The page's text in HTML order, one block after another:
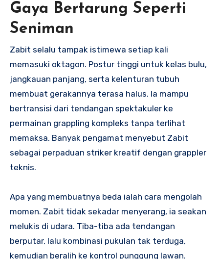
Gaya Bertarung Seperti
Seniman
Zabit selalu tampak istimewa setiap kali
memasuki oktagon. Postur tinggi untuk kelas bulu,
jangkauan panjang, serta kelenturan tubuh
membuat gerakannya terasa halus. Ia mampu
bertransisi dari tendangan spektakuler ke
permainan grappling kompleks tanpa terlihat
memaksa. Banyak pengamat menyebut Zabit
sebagai perpaduan striker kreatif dengan grappler
teknis.
Apa yang membuatnya beda ialah cara mengolah
momen. Zabit tidak sekadar menyerang, ia seakan
melukis di udara. Tiba-tiba ada tendangan
berputar, lalu kombinasi pukulan tak terduga,
kemudian beralih ke kontrol punggung lawan.